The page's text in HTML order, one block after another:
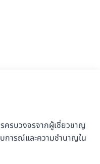
ครบวงจรจากผู้เชี่ยวชาญ
บการณ์และความชำนาญใน